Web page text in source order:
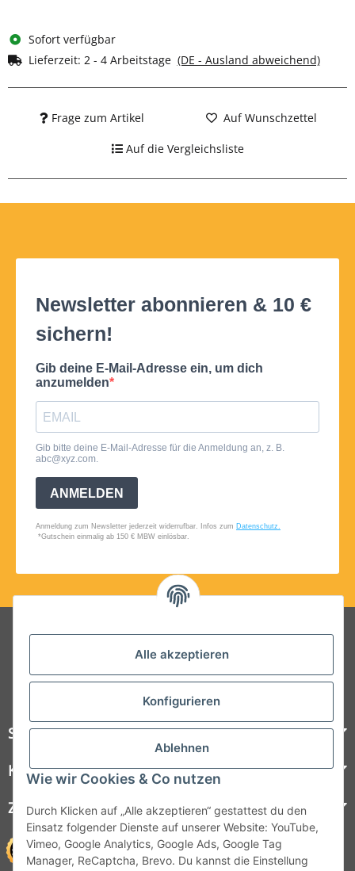
Alle akzeptieren
Konfigurieren
Ablehnen
Wie wir Cookies & Co nutzen
Durch Klicken auf „Alle akzeptieren“ gestattest du den
Einsatz folgender Dienste auf unserer Website: YouTube,
Vimeo, Google Analytics, Google Ads, Google Tag
Manager, ReCaptcha, Brevo. Du kannst die Einstellung
Sofort verfügbar
Lieferzeit: 2 - 4 Arbeitstage (DE - Ausland abweichend)
Frage zum Artikel Auf Wunschzettel
Auf die Vergleichsliste
Folgt uns auf Social Media
Steelboxx
Kundenservice
Zahlungsmöglichkeiten